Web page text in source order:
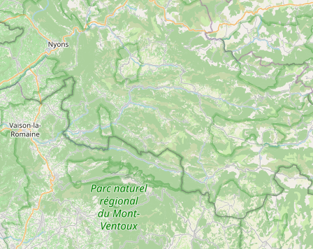
Hôtel Le Concorde
Aix-en-Provence
La Maison d'Aix
Aix-en-Provence